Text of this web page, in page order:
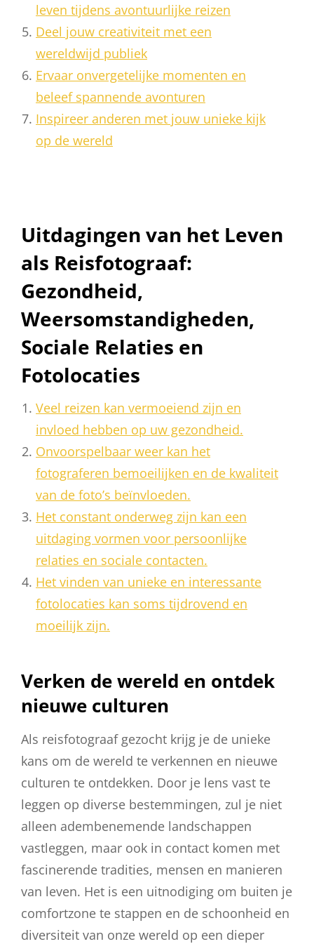
leven tijdens avontuurlijke reizen
Deel jouw creativiteit met een
wereldwijd publiek
Ervaar onvergetelijke momenten en
beleef spannende avonturen
Inspireer anderen met jouw unieke kijk
op de wereld
Uitdagingen van het Leven
als Reisfotograaf:
Gezondheid,
Weersomstandigheden,
Sociale Relaties en
Fotolocaties
Veel reizen kan vermoeiend zijn en
invloed hebben op uw gezondheid.
Onvoorspelbaar weer kan het
fotograferen bemoeilijken en de kwaliteit
van de foto’s beïnvloeden.
Het constant onderweg zijn kan een
uitdaging vormen voor persoonlijke
relaties en sociale contacten.
Het vinden van unieke en interessante
fotolocaties kan soms tijdrovend en
moeilijk zijn.
Verken de wereld en ontdek
nieuwe culturen
Als reisfotograaf gezocht krijg je de unieke
kans om de wereld te verkennen en nieuwe
culturen te ontdekken. Door je lens vast te
leggen op diverse bestemmingen, zul je niet
alleen adembenemende landschappen
vastleggen, maar ook in contact komen met
fascinerende tradities, mensen en manieren
van leven. Het is een uitnodiging om buiten je
comfortzone te stappen en de schoonheid en
diversiteit van onze wereld op een dieper